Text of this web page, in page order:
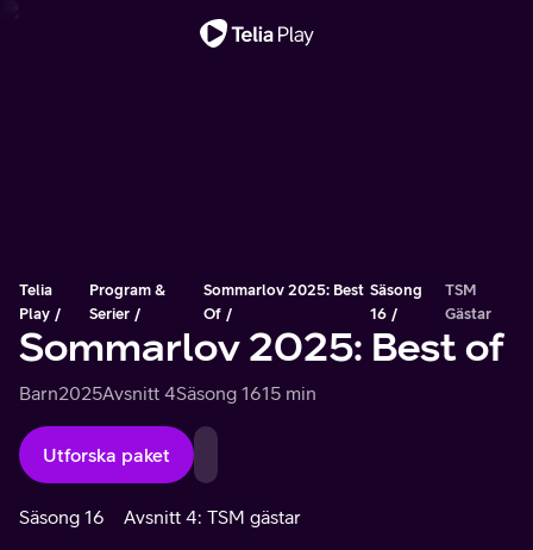
Telia
Play
Program &
Serier
Sommarlov 2025: Best
Of
Säsong
16
TSM
Gästar
Sommarlov 2025: Best of
Barn2025Avsnitt 4Säsong 1615 min
Utforska paket
Säsong 16 Avsnitt 4: TSM gästar